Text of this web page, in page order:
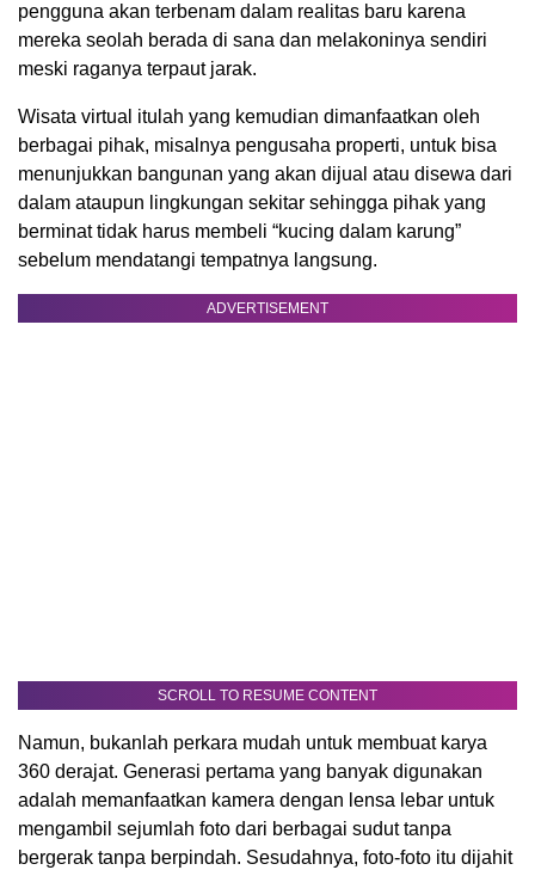
pengguna akan terbenam dalam realitas baru karena
mereka seolah berada di sana dan melakoninya sendiri
meski raganya terpaut jarak.
Wisata virtual itulah yang kemudian dimanfaatkan oleh
berbagai pihak, misalnya pengusaha properti, untuk bisa
menunjukkan bangunan yang akan dijual atau disewa dari
dalam ataupun lingkungan sekitar sehingga pihak yang
berminat tidak harus membeli “kucing dalam karung”
sebelum mendatangi tempatnya langsung.
ADVERTISEMENT
SCROLL TO RESUME CONTENT
Namun, bukanlah perkara mudah untuk membuat karya
360 derajat. Generasi pertama yang banyak digunakan
adalah memanfaatkan kamera dengan lensa lebar untuk
mengambil sejumlah foto dari berbagai sudut tanpa
bergerak tanpa berpindah. Sesudahnya, foto-foto itu dijahit